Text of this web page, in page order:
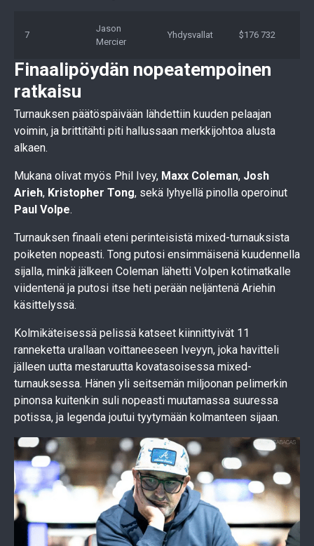
7
Jason
Mercier
Yhdysvallat $176 732
Finaalipöydän nopeatempoinen
ratkaisu
Turnauksen päätöspäivään lähdettiin kuuden pelaajan
voimin, ja brittitähti piti hallussaan merkkijohtoa alusta
alkaen.
Mukana olivat myös Phil Ivey, Maxx Coleman, Josh
Arieh, Kristopher Tong, sekä lyhyellä pinolla operoinut
Paul Volpe.
Turnauksen finaali eteni perinteisistä mixed-turnauksista
poiketen nopeasti. Tong putosi ensimmäisenä kuudennella
sijalla, minkä jälkeen Coleman lähetti Volpen kotimatkalle
viidentenä ja putosi itse heti perään neljäntenä Ariehin
käsittelyssä.
Kolmikäteisessä pelissä katseet kiinnittyivät 11
ranneketta urallaan voittaneeseen Iveyyn, joka havitteli
jälleen uutta mestaruutta kovatasoisessa mixed-
turnauksessa. Hänen yli seitsemän miljoonan pelimerkin
pinonsa kuitenkin suli nopeasti muutamassa suuressa
potissa, ja legenda joutui tyytymään kolmanteen sijaan.